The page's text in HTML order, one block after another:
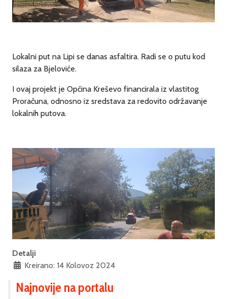
Lokalni put na Lipi se danas asfaltira. Radi se o putu kod
silaza za Bjeloviće.
I ovaj projekt je Općina Kreševo financirala iz vlastitog
Proračuna, odnosno iz sredstava za redovito održavanje
lokalnih putova.
Detalji
Kreirano: 14 Kolovoz 2024
Najnovije na portalu